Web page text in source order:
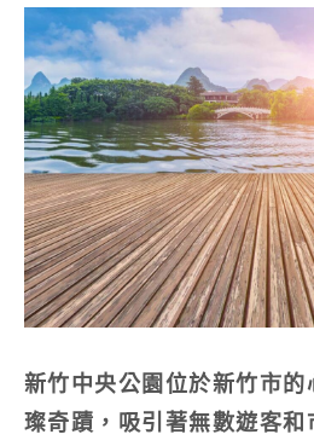
新竹中央公園位於新竹市
璨奇蹟，吸引著無數遊客